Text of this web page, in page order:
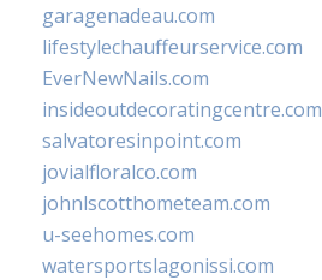
garagenadeau.com
lifestylechauffeurservice.com
EverNewNails.com
insideoutdecoratingcentre.com
salvatoresinpoint.com
jovialfloralco.com
johnlscotthometeam.com
u-seehomes.com
watersportslagonissi.com